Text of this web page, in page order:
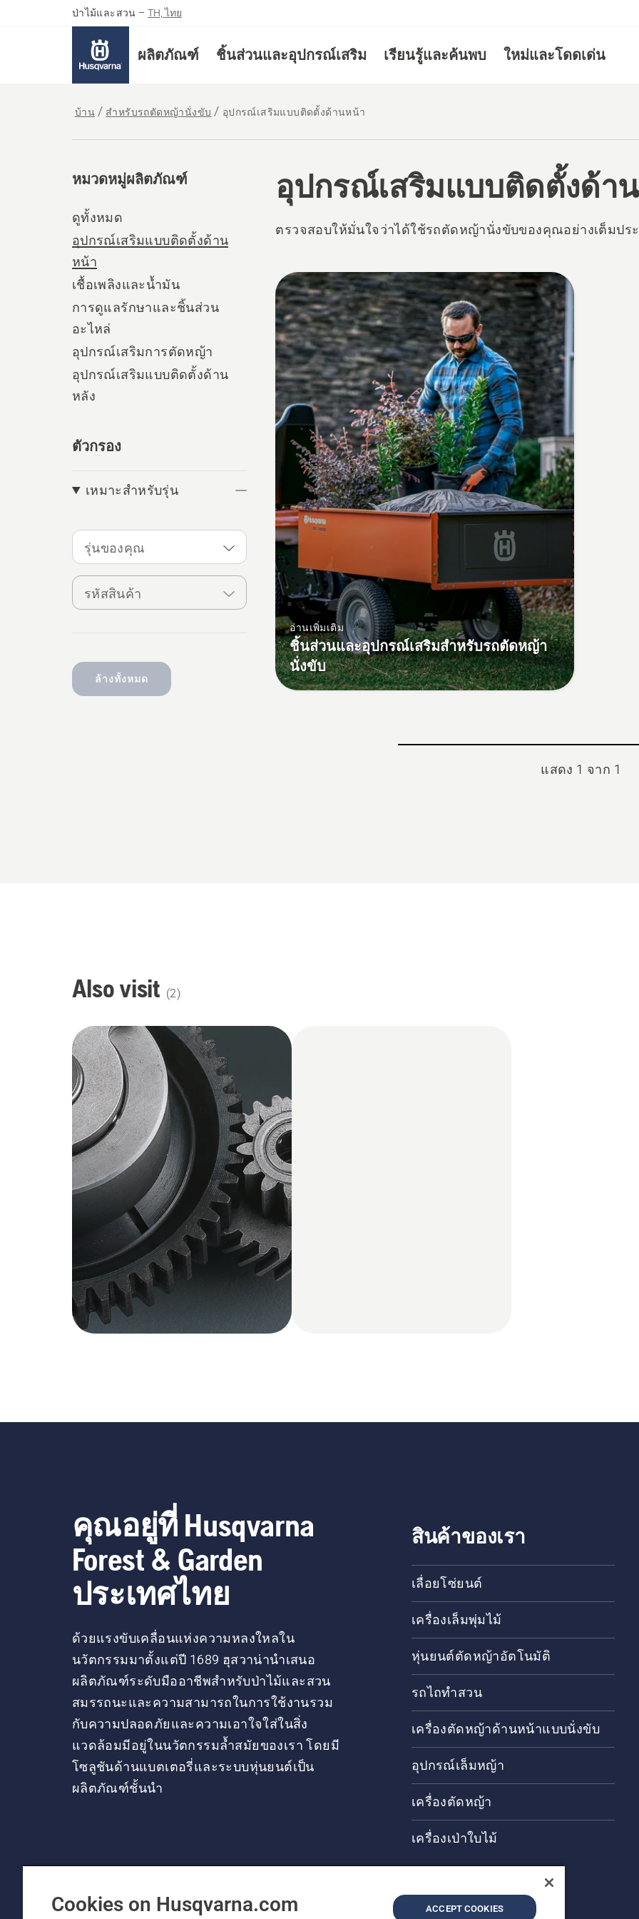
ป่าไม้และสวน – TH, ไทย
ผลิตภัณฑ์ ชิ้นส่วนและอุปกรณ์เสริม เรียนรู้และค้นพบ ใหม่และโดดเด่น
บ้าน สำหรับรถตัดหญ้านั่งขับ อุปกรณ์เสริมแบบติดตั้งด้านหน้า
อุปกรณ์เสริมแบบติดตั้งด้า
หมวดหมู่ผลิตภัณฑ์
ดูทั้งหมด
อุปกรณ์เสริมแบบติดตั้งด้าน
หน้า
เชื้อเพลิงและน้ำมัน
การดูแลรักษาและชิ้นส่วน
อะไหล่
อุปกรณ์เสริมการตัดหญ้า
อุปกรณ์เสริมแบบติดตั้งด้าน
หลัง
ตัวกรอง
เหมาะสำหรับรุ่น
รุ่นของคุณ
รหัสสินค้า
ล้างทั้งหมด
ตรวจสอบให้มั่นใจว่าได้ใช้รถตัดหญ้านั่งขับของคุณอย่างเต็มปร
All
products
อ่านเพิ่มเติม
ชิ้นส่วนและอุปกรณ์เสริมสำหรับรถตัดหญ้า
นั่งขับ
แสดง 1 จาก 1
Also visit (2)
คุณอยู่ที่ Husqvarna
Forest & Garden
ประเทศไทย
ด้วยแรงขับเคลื่อนแห่งความหลงใหลใน
นวัตกรรมมาตั้งแต่ปี 1689 ฮุสวาน่านำเสนอ
ผลิตภัณฑ์ระดับมืออาชีพสำหรับป่าไม้และสวน
สมรรถนะและความสามารถในการใช้งานรวม
กับความปลอดภัยและความเอาใจใส่ในสิ่ง
แวดล้อมมีอยู่ในนวัตกรรมล้ำสมัยของเรา โดยมี
โซลูชันด้านแบตเตอรี่และระบบหุ่นยนต์เป็น
ผลิตภัณฑ์ชั้นนำ
สินค้าของเรา
เลื่อยโซ่ยนต์
เครื่องเล็มพุ่มไม้
หุ่นยนต์ตัดหญ้าอัตโนมัติ
รถไถทำสวน
เครื่องตัดหญ้าด้านหน้าแบบนั่งขับ
อุปกรณ์เล็มหญ้า
เครื่องตัดหญ้า
เครื่องเป่าใบไม้
Cookies on Husqvarna.com ACCEPT COOKIES